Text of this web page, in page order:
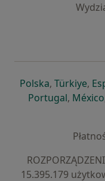
Polskaotwiera się
, Türkiye,
Portugalotwiera
, México
15.395.179